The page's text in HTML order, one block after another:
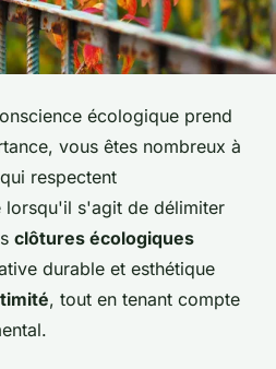
écologique prend
vous êtes nombreux à
respectent
lorsqu'il s'agit de délimiter
clôtures écologiques
durable et esthétique
, tout en tenant compte